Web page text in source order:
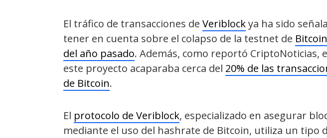
El tráfico de transacciones de Veriblockya ha sido
tener en cuenta sobre el colapso de la testnet de Bitcoin
del año pasado. Además, como reportó CriptoNoticias,
este proyecto acaparaba cerca del 20% de las
de Bitcoin.
El protocolo de Veriblock, especializado en asegurar
mediante el uso del hashrate de Bitcoin, utiliza un tipo